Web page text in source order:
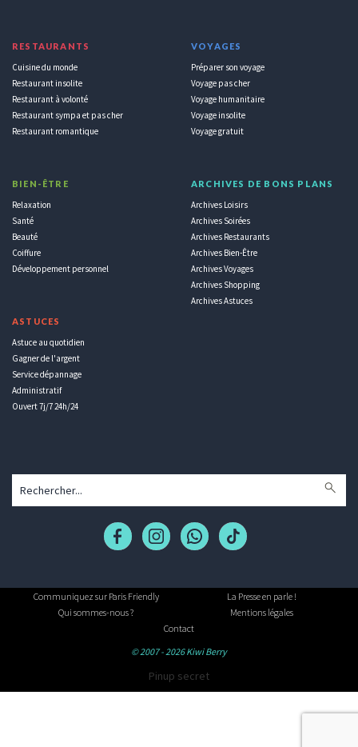
RESTAURANTS
Cuisine du monde
Restaurant insolite
Restaurant à volonté
Restaurant sympa et pas cher
Restaurant romantique
BIEN-ÊTRE
Relaxation
Santé
Beauté
Coiffure
Développement personnel
ASTUCES
Astuce au quotidien
Gagner de l'argent
Service dépannage
Administratif
Ouvert 7j/7 24h/24
VOYAGES
Préparer son voyage
Voyage pas cher
Voyage humanitaire
Voyage insolite
Voyage gratuit
ARCHIVES DE BONS PLANS
Archives Loisirs
Archives Soirées
Archives Restaurants
Archives Bien-Être
Archives Voyages
Archives Shopping
Archives Astuces
Communiquez sur Paris Friendly
La Presse en parle !
Qui sommes-nous ?
Mentions légales
Contact
© 2007 - 2026 Kiwi Berry
Pinup secret